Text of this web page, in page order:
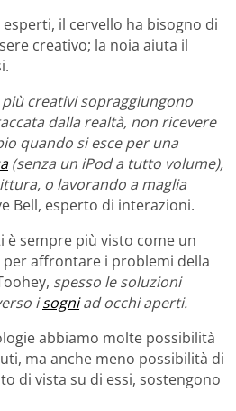
il cervello ha bisogno di
creativo; la noia aiuta il
creativi sopraggiungono
dalla realtà, non ricevere
quando si esce per una
(senza un iPod a tutto volume),
o lavorando a maglia
Bell, esperto di interazioni.
è sempre più visto come un
affrontare i problemi della
spesso le soluzioni
isogniad occhi aperti.
abbiamo molte possibilità
ma anche meno possibilità di
di vista su di essi, sostengono